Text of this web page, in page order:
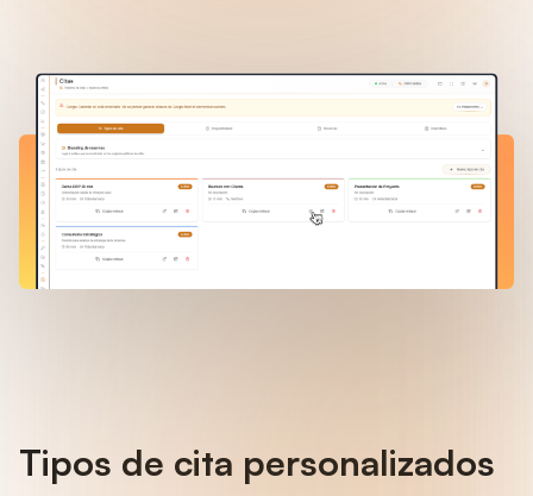
Tipos de cita personalizados